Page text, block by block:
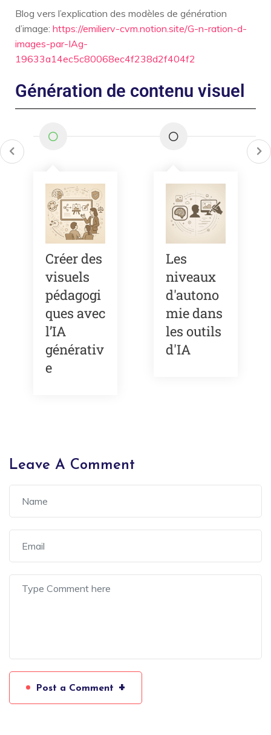
Blog vers l’explication des modèles de génération
d’image: https://emilierv-cvm.notion.site/G-n-ration-d-
images-par-IAg-
19633a14ec5c80068ec4f238d2f404f2
Génération de contenu visuel
Créer des
visuels
pédagogi
ques avec
l’IA
générativ
e
Les
niveaux
d'autono
mie dans
les outils
d'IA
Leave A Comment
Post a Comment +